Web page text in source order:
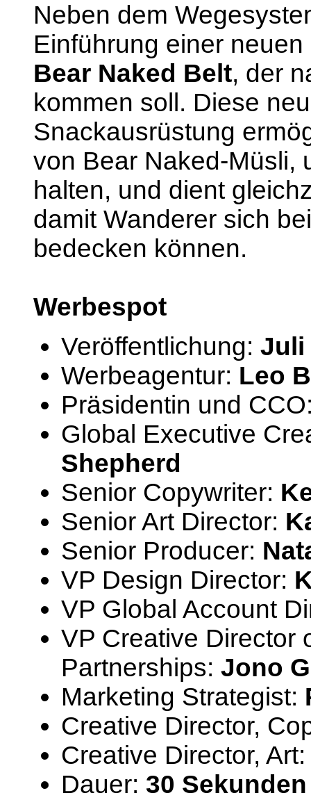
Neben dem
Einführung einer
Bear Naked Belt, der
kommen soll. Diese
Snackausrüstung
von Bear Naked-Müsli,
halten, und dient
damit Wanderer sich
bedecken können.
Werbespot
Veröffentlichung: Juli
Werbeagentur: Leo
Präsidentin und
Global Executive
Shepherd
Senior Copywriter:
Senior Art Director:
Senior Producer:
VP Design Director:
VP Global Account
VP Creative Director
Partnerships: Jono
Marketing Strategist:
Creative Director,
Creative Director,
Dauer: 30 Sekunden